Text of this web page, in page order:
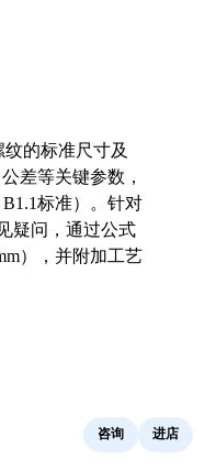
的标准尺寸及
差等关键参数，
标准）。针对
疑问，通过公式
），并附加工艺
咨询 进店